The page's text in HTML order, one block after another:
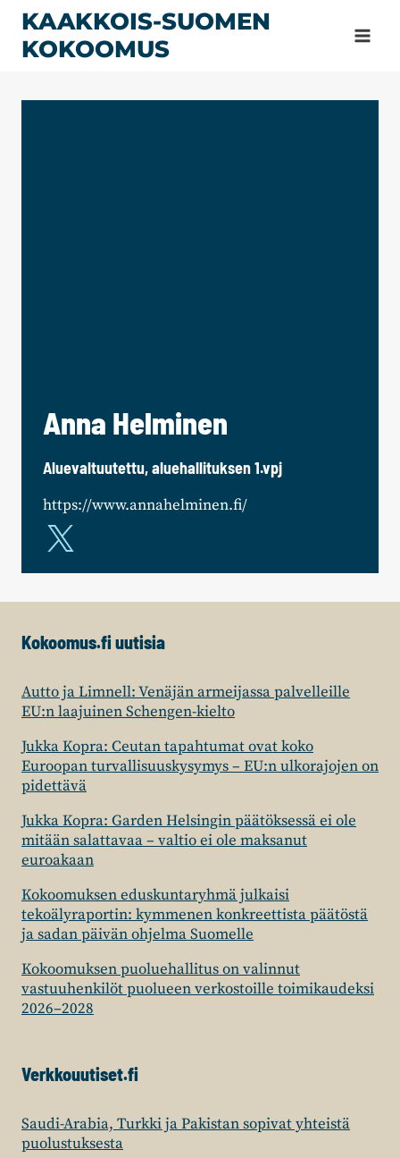
Siirry
sisältöön
KAAKKOIS-SUOMEN
KOKOOMUS
Anna Helminen
Aluevaltuutettu, aluehallituksen 1.vpj
https://www.annahelminen.fi/
Kokoomus.fi uutisia
Autto ja Limnell: Venäjän armeijassa palvelleille
EU:n laajuinen Schengen-kielto
Jukka Kopra: Ceutan tapahtumat ovat koko
Euroopan turvallisuuskysymys – EU:n ulkorajojen on
pidettävä
Jukka Kopra: Garden Helsingin päätöksessä ei ole
mitään salattavaa – valtio ei ole maksanut
euroakaan
Kokoomuksen eduskuntaryhmä julkaisi
tekoälyraportin: kymmenen konkreettista päätöstä
ja sadan päivän ohjelma Suomelle
Kokoomuksen puoluehallitus on valinnut
vastuuhenkilöt puolueen verkostoille toimikaudeksi
2026–2028
Verkkouutiset.fi
Saudi-Arabia, Turkki ja Pakistan sopivat yhteistä
puolustuksesta